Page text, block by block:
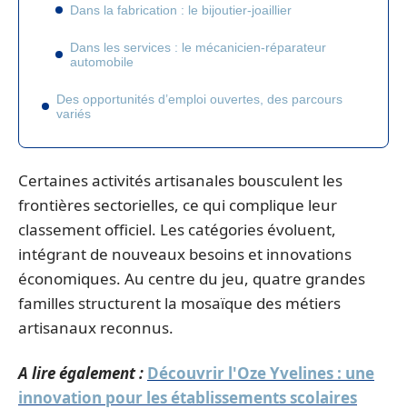
Dans la fabrication : le bijoutier-joaillier
Dans les services : le mécanicien-réparateur
automobile
Des opportunités d’emploi ouvertes, des parcours
variés
Certaines activités artisanales bousculent les
frontières sectorielles, ce qui complique leur
classement officiel. Les catégories évoluent,
intégrant de nouveaux besoins et innovations
économiques. Au centre du jeu, quatre grandes
familles structurent la mosaïque des métiers
artisanaux reconnus.
A lire également : Découvrir l'Oze Yvelines : une
innovation pour les établissements scolaires